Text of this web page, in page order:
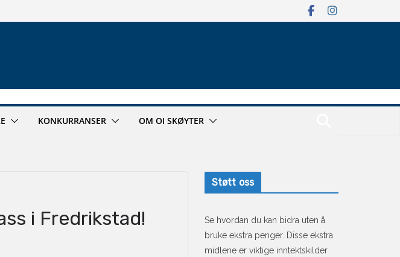
KONKURRANSER OM OI SKØYTER
i Fredrikstad!
Støtt oss
Se hvordan du kan bidra uten å
bruke ekstra penger. Disse ekstra
midlene er viktige inntektskilder